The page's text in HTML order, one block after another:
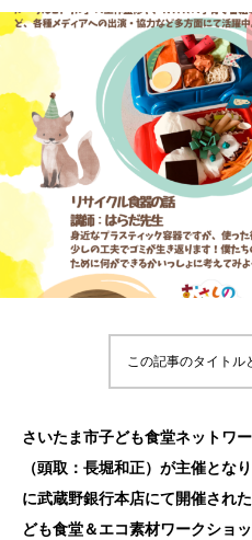
この記事のタイトル
さいたま市子ども食堂ネットワ
（頭取：長堀和正）が主催とな
に武蔵野銀行本店にて開催され
ども食堂＆エコ素材ワークショ